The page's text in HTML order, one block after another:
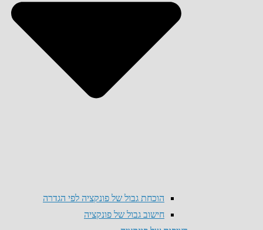
הוכחת גבול של פונקציה לפי הגדרה
חישוב גבול של פונקציה